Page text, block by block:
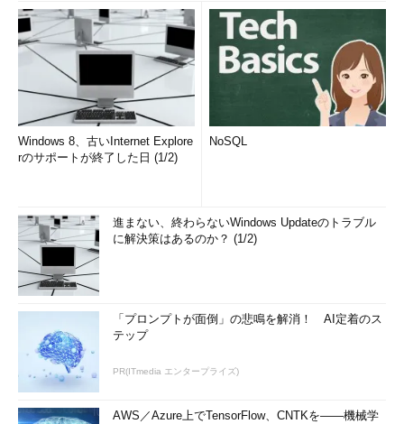
Windows 8、古いInternet Explore
rのサポートが終了した日 (1/2)
NoSQL
進まない、終わらないWindows Updateのトラブル
に解決策はあるのか？ (1/2)
「プロンプトが面倒」の悲鳴を解消！ AI定着のス
テップ
PR(ITmedia エンタープライズ)
AWS／Azure上でTensorFlow、CNTKを――機械学